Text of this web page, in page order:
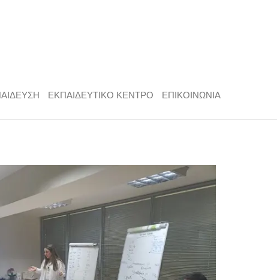
ΕΚΠΑΙΔΕΥΤΙΚΟ ΚΕΝΤΡΟ ΕΠΙΚΟΙΝΩΝΙΑ